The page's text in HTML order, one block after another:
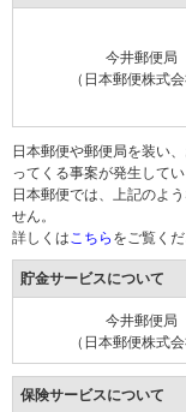
今井郵便局
（日本郵便株式会
日本郵便や郵便局を装い
ってくる事案が発生してい
日本郵便では、上記のよ
せん。
詳しくは こちらをご覧くだ
貯金サービスについて
今井郵便局
（日本郵便株式会
保険サービスについて